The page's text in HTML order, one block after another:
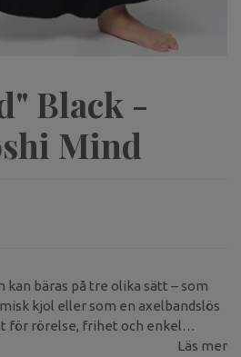
Black -
Mind
kan bäras på tre olika sätt – som
kjol eller som en axelbandslös
för rörelse, frihet och enkel
Läs mer